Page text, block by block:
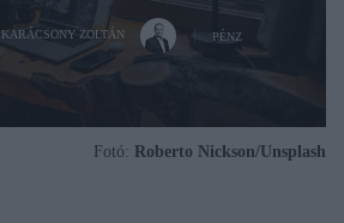
KARÁCSONY ZOLTÁN PÉNZ
Fotó: Roberto Nickson/Unsplash